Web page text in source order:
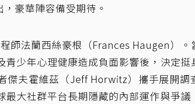
豪華陣容備受期待。
師法蘭西絲豪根（Frances Haugen）。
青少年心理健康造成負面影響後，決定挺
傑夫霍維茲（Jeff Horwitz）攜手展開調
最大社群平台長期隱藏的內部運作與爭議